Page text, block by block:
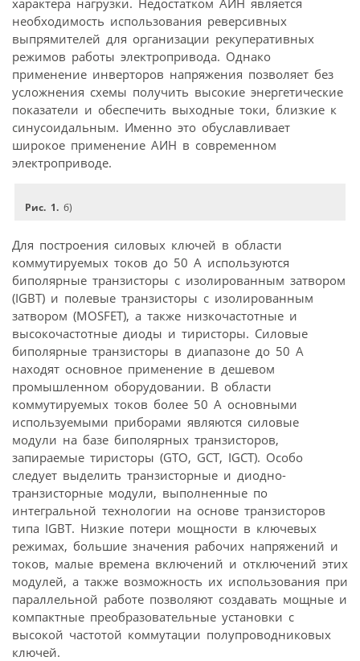
характера нагрузки. Недостатком АИН является
необходимость использования реверсивных
выпрямителей для организации рекуперативных
режимов работы электропривода. Однако
применение инверторов напряжения позволяет без
усложнения схемы получить высокие энергетические
показатели и обеспечить выходные токи, близкие к
синусоидальным. Именно это обуславливает
широкое применение АИН в современном
электроприводе.
Рис. 1. б)
Для построения силовых ключей в области
коммутируемых токов до 50 А используются
биполярные транзисторы с изолированным затвором
(IGBT) и полевые транзисторы с изолированным
затвором (MOSFET), а также низкочастотные и
высокочастотные диоды и тиристоры. Силовые
биполярные транзисторы в диапазоне до 50 А
находят основное применение в дешевом
промышленном оборудовании. В области
коммутируемых токов более 50 А основными
используемыми приборами являются силовые
модули на базе биполярных транзисторов,
запираемые тиристоры (GTO, GCT, IGCT). Особо
следует выделить транзисторные и диодно-
транзисторные модули, выполненные по
интегральной технологии на основе транзисторов
типа IGBT. Низкие потери мощности в ключевых
режимах, большие значения рабочих напряжений и
токов, малые времена включений и отключений этих
модулей, а также возможность их использования при
параллельной работе позволяют создавать мощные и
компактные преобразовательные установки с
высокой частотой коммутации полупроводниковых
ключей.